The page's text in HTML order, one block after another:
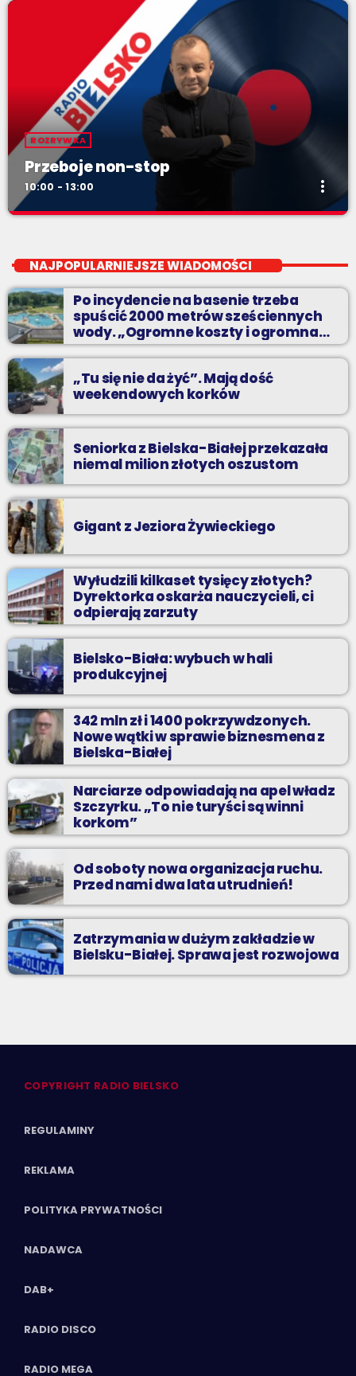
ROZRYWKA
Przeboje non-stop
10:00 - 13:00 more_vert
Najlepsze pasmo towarzyszące na Podbeskidziu! Konkursy,
akcje radiowe, rozmowy i oczywiście - starannie
wyselekcjonowane przeboje non-stop!
NAJPOPULARNIEJSZE WIADOMOŚCI
Po incydencie na basenie trzeba
spuścić 2000 metrów sześciennych
wody. „Ogromne koszty i ogromna
praca”
„Tu się nie da żyć”. Mają dość
weekendowych korków
Seniorka z Bielska-Białej przekazała
niemal milion złotych oszustom
Gigant z Jeziora Żywieckiego
Wyłudzili kilkaset tysięcy złotych?
Dyrektorka oskarża nauczycieli, ci
odpierają zarzuty
Bielsko-Biała: wybuch w hali
produkcyjnej
342 mln zł i 1400 pokrzywdzonych.
Nowe wątki w sprawie biznesmena z
Bielska-Białej
Narciarze odpowiadają na apel władz
Szczyrku. „To nie turyści są winni
korkom”
Od soboty nowa organizacja ruchu.
Przed nami dwa lata utrudnień!
Zatrzymania w dużym zakładzie w
Bielsku-Białej. Sprawa jest rozwojowa
COPYRIGHT RADIO BIELSKO
REGULAMINY
REKLAMA
POLITYKA PRYWATNOŚCI
NADAWCA
DAB+
RADIO DISCO
RADIO MEGA